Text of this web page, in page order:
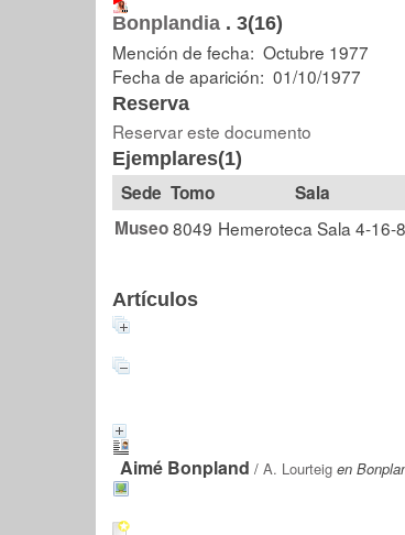
Bonplandia . 3(16)
Mención de fecha: Octubre 1977
Fecha de aparición: 01/10/1977
Reserva
Reservar este documento
Ejemplares(1)
Tomo Sala
Museo8049 Hemeroteca Sala 4-16-8
Artículos
Aimé Bonpland / A. Lourteig en